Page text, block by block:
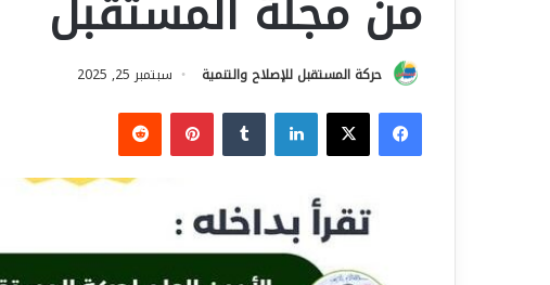
حركة المستقبل للإصلاح والتنمية سبتمبر 25, 2025
فيسبوك‫X لينكدإن بينتيريست